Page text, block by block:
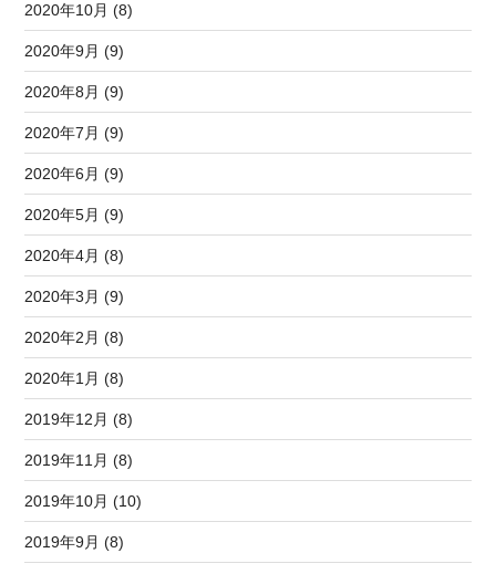
2020年10月 (8)
2020年9月 (9)
2020年8月 (9)
2020年7月 (9)
2020年6月 (9)
2020年5月 (9)
2020年4月 (8)
2020年3月 (9)
2020年2月 (8)
2020年1月 (8)
2019年12月 (8)
2019年11月 (8)
2019年10月 (10)
2019年9月 (8)